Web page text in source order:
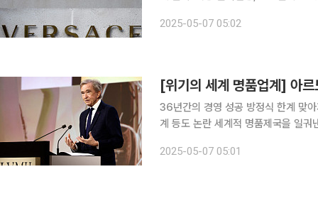
2025-05-07 05:02
[위기의 세계 명품업계] 아
36년간의 경영 성공 방정식 한계 맞
계 등도 논란 세계적 명품제국을 일궈낸 베르나르 아르노 루이뷔통모에헤네시(LVMH) 회장이 인생
확대 압박 속에 흔들리는 ‘메이드인
2025-05-07 05:01